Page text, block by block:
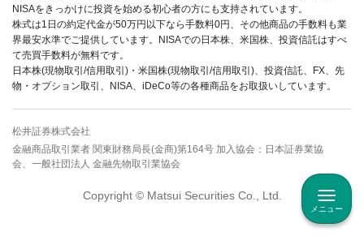
メニュー
NISAをきっかけに投資を始める初心者の方にも支持されています。
株式は1日の約定代金が50万円以下なら手数料0円、その他商品の手数料も業
界最安水準でご提供しています。NISAでの日本株、米国株、投資信託はすべ
て売買手数料が無料です。
日本株(現物取引/信用取引)・米国株(現物取引/信用取引)、投資信託、FX、先
物・オプション取引、NISA、iDeCo等の各種商品をお取扱いしています。
松井証券株式会社
金融商品取引業者 関東財務局長(金商)第164号 加入協会：日本証券業協
会、一般社団法人 金融先物取引業協会
Copyright © Matsui Securities Co., Ltd.